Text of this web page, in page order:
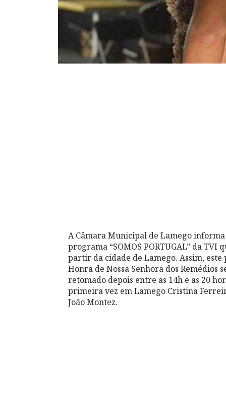
A Câmara Municipal de Lamego
programa “SOMOS PORTUGAL” da
partir da cidade de Lamego. Assim,
Honra de Nossa Senhora dos Remédios
retomado depois entre as 14h e as 20
primeira vez em Lamego Cristina
João Montez.